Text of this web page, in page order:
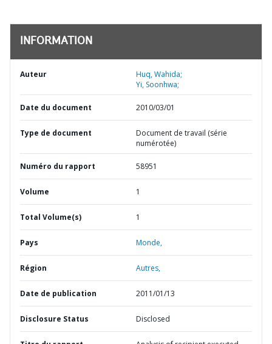
INFORMATION
Auteur
Huq, Wahida;
Yi, Soonhwa;
Date du document 2010/03/01
Type de document
Document de travail (série
numérotée)
Numéro du rapport 58951
Volume 1
Total Volume(s) 1
Pays Monde,
Région Autres,
Date de publication 2011/01/13
Disclosure Status Disclosed